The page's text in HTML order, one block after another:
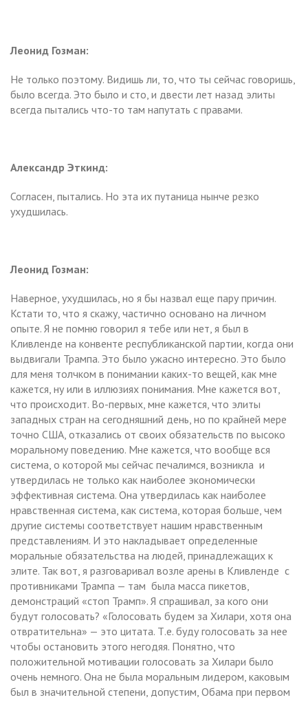
Леонид Гозман:
Не только поэтому. Видишь ли, то, что ты сейчас говоришь,
было всегда. Это было и сто, и двести лет назад элиты
всегда пытались что-то там напутать с правами.
Александр Эткинд:
Согласен, пытались. Но эта их путаница нынче резко
ухудшилась.
Леонид Гозман:
Наверное, ухудшилась, но я бы назвал еще пару причин.
Кстати то, что я скажу, частично основано на личном
опыте. Я не помню говорил я тебе или нет, я был в
Кливленде на конвенте республиканской партии, когда они
выдвигали Трампа. Это было ужасно интересно. Это было
для меня толчком в понимании каких-то вещей, как мне
кажется, ну или в иллюзиях понимания. Мне кажется вот,
что происходит. Во-первых, мне кажется, что элиты
западных стран на сегодняшний день, но по крайней мере
точно США, отказались от своих обязательств по высоко
моральному поведению. Мне кажется, что вообще вся
система, о которой мы сейчас печалимся, возникла и
утвердилась не только как наиболее экономически
эффективная система. Она утвердилась как наиболее
нравственная система, как система, которая больше, чем
другие системы соответствует нашим нравственным
представлениям. И это накладывает определенные
моральные обязательства на людей, принадлежащих к
элите. Так вот, я разговаривал возле арены в Кливленде с
противниками Трампа — там была масса пикетов,
демонстраций «стоп Трамп». Я спрашивал, за кого они
будут голосовать? «Голосовать будем за Хилари, хотя она
отвратительна» — это цитата. Т.е. буду голосовать за нее
чтобы остановить этого негодяя. Понятно, что
положительной мотивации голосовать за Хилари было
очень немного. Она не была моральным лидером, каковым
был в значительной степени, допустим, Обама при первом